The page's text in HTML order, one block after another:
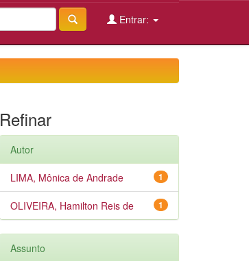
Entrar:
Refinar
Autor
1
LIMA, Mônica de Andrade
1
OLIVEIRA, Hamilton Reis de
Assunto